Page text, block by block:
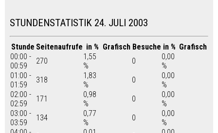
STUNDENSTATISTIK 24. JULI 2003
Stunde Seitenaufrufe in % Grafisch Besuche in % Grafisch
00:00 -
00:59
270
1,55
%
0
0,00
%
01:00 -
01:59
318
1,83
%
0
0,00
%
02:00 -
02:59
171
0,98
%
0
0,00
%
03:00 -
03:59
134
0,77
%
0
0,00
%